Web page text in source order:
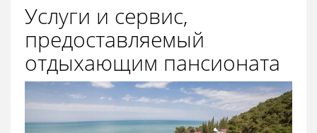
Услуги и сервис,
предоставляемый
отдыхающим пансионата